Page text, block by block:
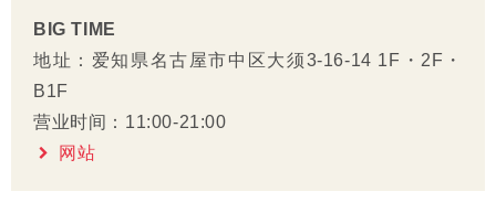
BIG TIME
地址：爱知県名古屋市中区大须3-16-14 1F・2F・
B1F
营业时间：11:00-21:00
网站